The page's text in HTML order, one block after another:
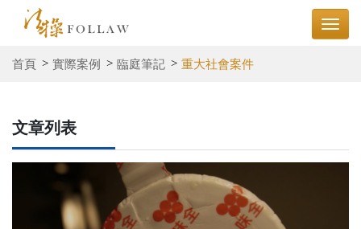
首頁 實際案例 臨庭筆記 重大社會案件
文章列表